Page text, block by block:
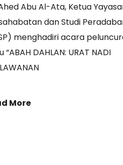
Abu Al-Ata, Ketua
dan Studi
menghadiri acara
“ABAH DAHLAN: URAT NADI
More